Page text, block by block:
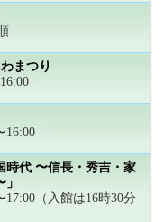
まつり
16:00
時代 〜信長・秀吉・家
17:00（入館は16時30分